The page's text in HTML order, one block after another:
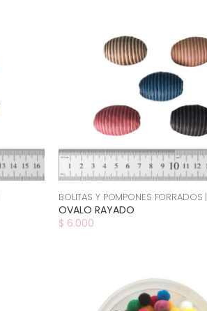
BOLITAS Y POMPONES FORRADOS |
OVALO RAYADO
$ 6.000